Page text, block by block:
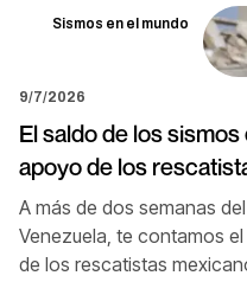
Sismos en el mundo
9/7/2026
El saldo de los
apoyo de los
A más de dos semanas
Venezuela, te contamos
de los rescatistas